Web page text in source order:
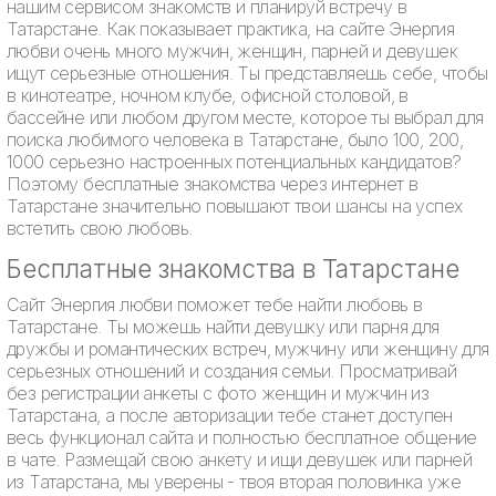
нашим сервисом знакомств и планируй встречу в
Татарстане. Как показывает практика, на сайте Энергия
любви очень много мужчин, женщин, парней и девушек
ищут серьезные отношения. Ты представляешь себе, чтобы
в кинотеатре, ночном клубе, офисной столовой, в
бассейне или любом другом месте, которое ты выбрал для
поиска любимого человека в Татарстане, было 100, 200,
1000 серьезно настроенных потенциальных кандидатов?
Поэтому бесплатные знакомства через интернет в
Татарстане значительно повышают твои шансы на успех
встетить свою любовь.
Бесплатные знакомства в Татарстане
Сайт Энергия любви поможет тебе найти любовь в
Татарстане. Ты можешь найти девушку или парня для
дружбы и романтических встреч, мужчину или женщину для
серьезных отношений и создания семьи. Просматривай
без регистрации анкеты с фото женщин и мужчин из
Татарстана, а после авторизации тебе станет доступен
весь функционал сайта и полностью бесплатное общение
в чате. Размещай свою анкету и ищи девушек или парней
из Татарстана, мы уверены - твоя вторая половинка уже